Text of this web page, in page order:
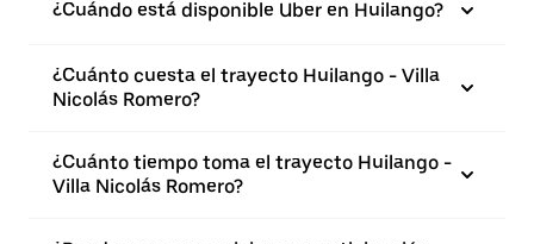
¿Cuándo está disponible Uber en Huilango?
¿Cuánto cuesta el trayecto Huilango - Villa
Nicolás Romero?
¿Cuánto tiempo toma el trayecto Huilango -
Villa Nicolás Romero?